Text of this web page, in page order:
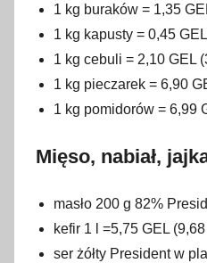
1 kg buraków = 1,35
1 kg kapusty = 0,45
1 kg cebuli = 2,10 GEL
1 kg pieczarek = 6,90
1 kg pomidorów = 6,99
Mięso, nabiał,
masło 200 g 82%
kefir 1 l =5,75 GEL (9,68
ser żółty President w